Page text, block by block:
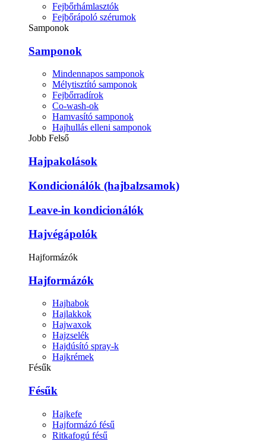
Fejbőrhámlasztók
Fejbőrápoló szérumok
Samponok
Samponok
Mindennapos samponok
Mélytisztító samponok
Fejbőrradírok
Co-wash-ok
Hamvasító samponok
Hajhullás elleni samponok
Jobb Felső
Hajpakolások
Kondicionálók (hajbalzsamok)
Leave-in kondicionálók
Hajvégápolók
Hajformázók
Hajformázók
Hajhabok
Hajlakkok
Hajwaxok
Hajzselék
Hajdúsító spray-k
Hajkrémek
Fésűk
Fésűk
Hajkefe
Hajformázó fésű
Ritkafogú fésű